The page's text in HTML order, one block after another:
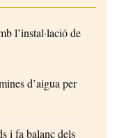
l’instal·lació de
d’aigua per
i fa balanç dels